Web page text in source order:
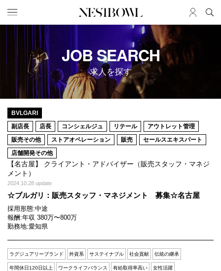
HOME
求人検索
新着求人
ブランド一覧
JOURNAL
インタビュー
エデュケーション
ニュース＆イベント
データ
コラボ募集一覧
コラボ募集記事
SERVICE
初めての方へ
Q&A
企業ログイン
MEMBER
JOB SEARCH
求人を探す
BVLGARI
副店長
店長 コンシェルジュ リテール
アウトレット管理
販売その他
ストアオペレーション 販売
セールスエキスパート
店舗開発その他
【名古屋】 クライアント・アドバイザー（販売スタッフ・マネジ
メント）
2024.10.28 update
☆ブルガリ：販売スタッフ・マネジメント 募集☆名古屋
採用形態:中途
報酬:年収 380万〜800万
勤務地:愛知県
ラグジュアリーブランド 外資系 サステイナブル 社会貢献 伝統の継承
年間休日120日以上 ワークライフバランス 有給取得率高い 女性活躍